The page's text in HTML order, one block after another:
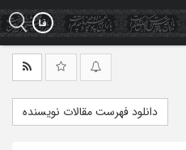
دانلود فهرست مقالات نویسنده